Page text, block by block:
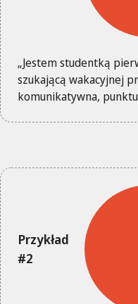
„Jestem studentką
szukającą wakacyjnej
komunikatywna,
Przykład
#2